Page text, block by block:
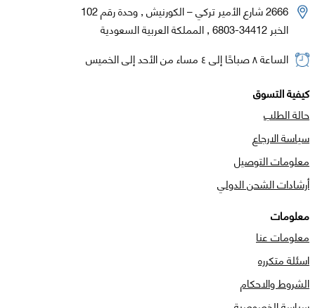
2666 شارع الأمير تركي – الكورنيش , وحدة رقم 102
الخبر 34412-6803 , المملكة العربية السعودية
الساعة ٨ صباحًا إلى ٤ مساء من الأحد إلى الخميس
كيفية التسوق
حالة الطلب
سياسة الارجاع
معلومات التوصيل
أرشادات الشحن الدولي
معلومات
معلومات عنا
اسئلة متكرره
الشروط والاحكام